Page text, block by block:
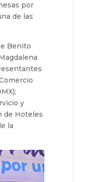
por
de las
Benito
y
de Hoteles
la